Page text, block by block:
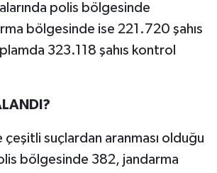
polis bölgesinde
bölgesinde ise 221.720 şahıs
323.118 şahıs kontrol
suçlardan aranması olduğu
bölgesinde 382, jandarma